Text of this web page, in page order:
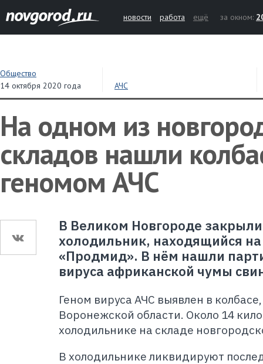
новости работа ещё за окном:
Общество
14 октября 2020 года
АЧС
На одном из
складов нашли
геномом АЧС
В Великом Новгороде
холодильник, находящийся
«Продмид». В нём нашли
вируса африканской чумы
Геном вируса АЧС выявлен в
Воронежской области. Около 14
холодильнике на складе
В холодильнике ликвидируют